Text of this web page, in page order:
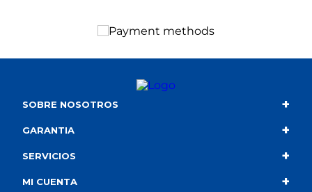
SOBRE NOSOTROS +
Contacto
Quiénes somos
Catálogo
GARANTIA +
Condiciones de compra
Política de privacidad
SERVICIOS +
Envío
MI CUENTA +